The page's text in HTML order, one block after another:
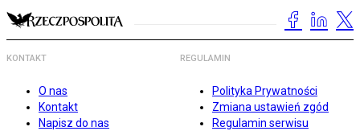
KONTAKT
O nas
Kontakt
Napisz do nas
REGULAMIN
Polityka Prywatności
Zmiana ustawień zgód
Regulamin serwisu